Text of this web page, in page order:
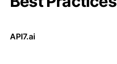
API7.ai